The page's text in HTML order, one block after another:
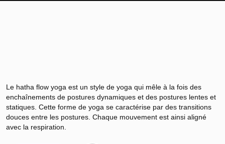
Le hatha flow yoga est un style de yoga qui mêle à la fois des
enchaînements de postures dynamiques et des postures lentes et
statiques. Cette forme de yoga se caractérise par des transitions
douces entre les postures. Chaque mouvement est ainsi aligné
avec la respiration.